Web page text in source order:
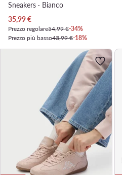
Sneakers · Bianco
Prezzo attuale
35,99€
Prezzo regolare54,99 €-34%
Prezzo più basso43,99 €-18%